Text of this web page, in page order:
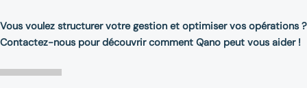
Vous voulez structurer votre gestion et optimiser vos opérations ?
Contactez-nous pour découvrir comment Qano peut vous aider !